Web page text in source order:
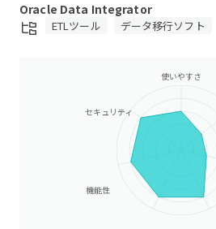
Oracle Data Integrator
ETLツール データ移行ソフト
使いやすさ
機能性
セキュリティ